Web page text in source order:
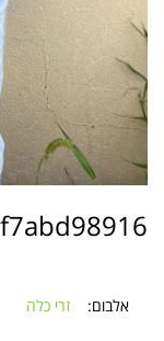
אלבום: זרי כלה